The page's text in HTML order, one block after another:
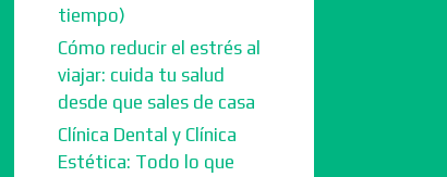
tiempo)
Cómo reducir el estrés al
viajar: cuida tu salud
desde que sales de casa
Clínica Dental y Clínica
Estética: Todo lo que